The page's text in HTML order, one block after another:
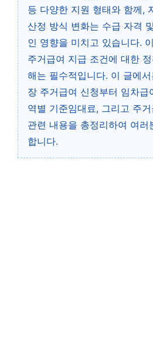
등 다양한 지원 형태와 함께,
산정 방식 변화는 수급 자격
인 영향을 미치고 있습니다.
주거급여 지급 조건에 대한
해는 필수적입니다. 이 글에
장 주거급여 신청부터 임차급
역별 기준임대료, 그리고 주
관련 내용을 총정리하여 여러
합니다.